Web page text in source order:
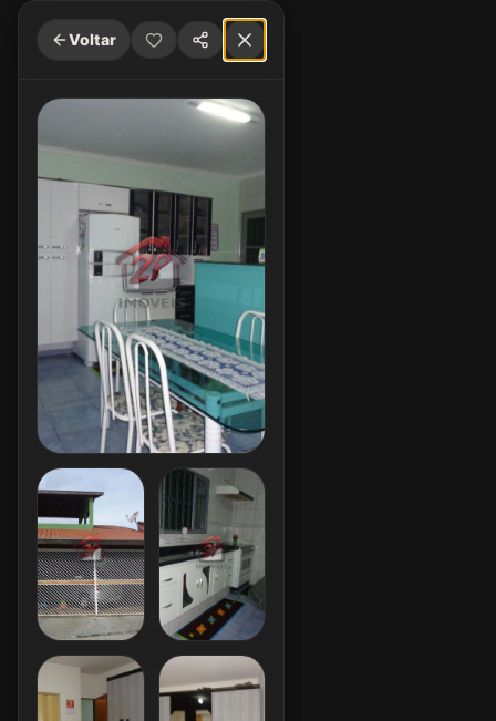
Voltar